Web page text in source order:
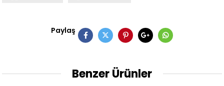
Paylaş
Benzer Ürünler